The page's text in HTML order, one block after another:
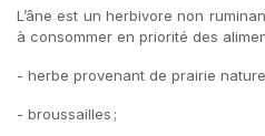
L’âne est un herbivore non
à consommer en priorité des
- herbe provenant de prairie
- broussailles ;